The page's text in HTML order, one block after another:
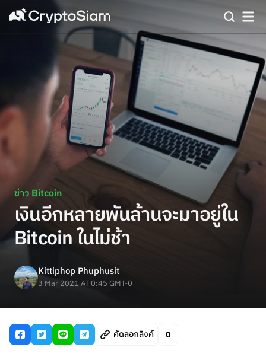
ข่าว Bitcoin
เงินอีกหลายพันล้านจะมาอยู่ใน
Bitcoin ในไม่ช้า
Kittiphop Phuphusit
3 Mar 2021 AT 0:45 GMT-0
คัดลอกลิงค์